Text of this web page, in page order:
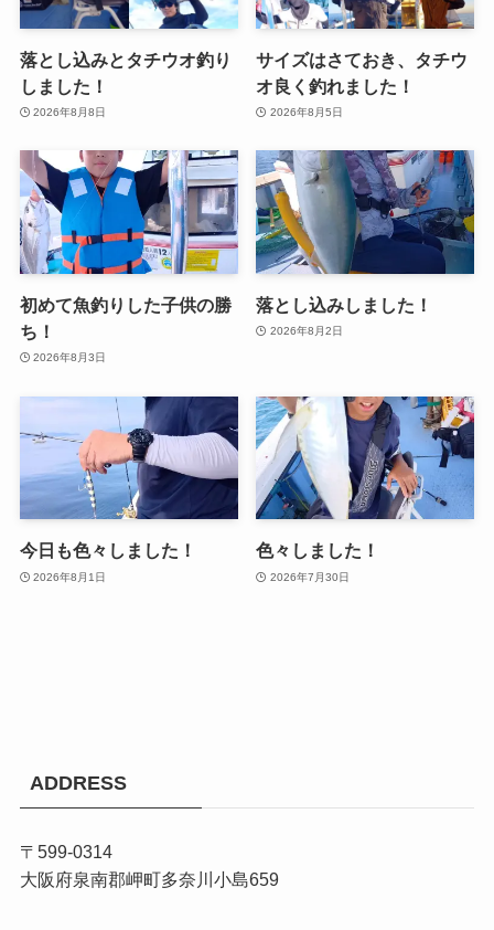
落とし込みとタチウオ釣り
しました！
2026年8月8日
サイズはさておき、タチウ
オ良く釣れました！
2026年8月5日
初めて魚釣りした子供の勝
ち！
2026年8月3日
落とし込みしました！
2026年8月2日
今日も色々しました！
2026年8月1日
色々しました！
2026年7月30日
ADDRESS
〒599-0314
大阪府泉南郡岬町多奈川小島659